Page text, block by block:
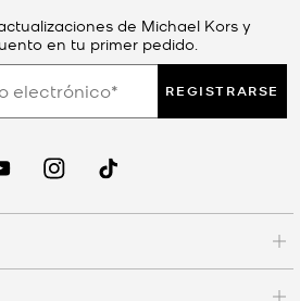
de Michael Kors y
en tu primer pedido.
REGISTRARSE